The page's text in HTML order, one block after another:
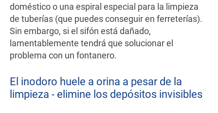
doméstico o una espiral especial para la limpieza
de tuberías (que puedes conseguir en ferreterías).
Sin embargo, si el sifón está dañado,
lamentablemente tendrá que solucionar el
problema con un fontanero.
El inodoro huele a orina a pesar de la
limpieza - elimine los depósitos invisibles